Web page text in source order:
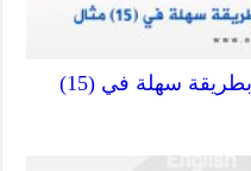
شرح قاعدة الحروف المركبة بطريقة سهلة في (15)